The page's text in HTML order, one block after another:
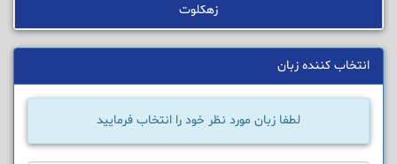
زهکلوت
انتخاب کننده زبان
لطفا زبان مورد نظر خود را انتخاب فرمایید